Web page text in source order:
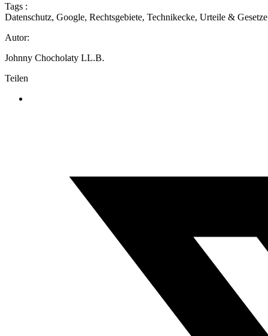
Tags :
Datenschutz, Google, Rechtsgebiete, Technikecke, Urteile & Gesetze
Autor:
Johnny Chocholaty LL.B.
Teilen